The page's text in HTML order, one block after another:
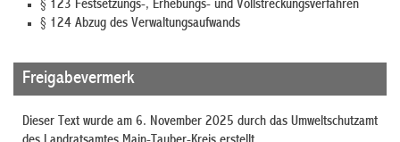
§ 123 Festsetzungs-, Erhebungs- und Vollstreckungsverfahren
§ 124 Abzug des Verwaltungsaufwands
Freigabevermerk
Dieser Text wurde am 6. November 2025 durch das Umweltschutzamt